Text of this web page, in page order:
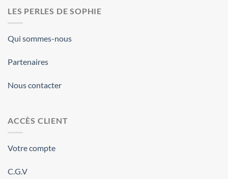
LES PERLES DE SOPHIE
Qui sommes-nous
Partenaires
Nous contacter
ACCÈS CLIENT
Votre compte
C.G.V